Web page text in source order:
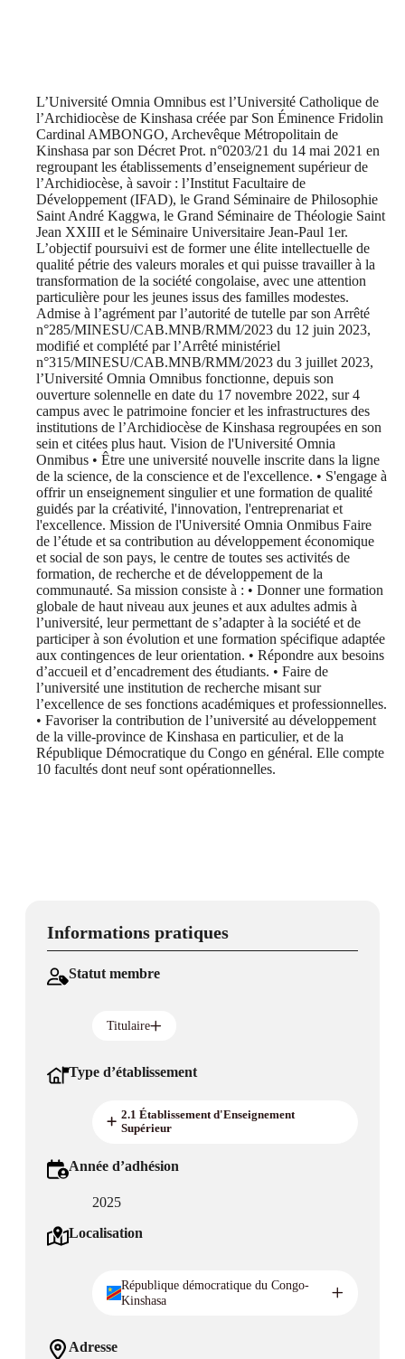
L’Université Omnia Omnibus est l’Université Catholique de
l’Archidiocèse de Kinshasa créée par Son Éminence Fridolin
Cardinal AMBONGO, Archevêque Métropolitain de
Kinshasa par son Décret Prot. n°0203/21 du 14 mai 2021 en
regroupant les établissements d’enseignement supérieur de
l’Archidiocèse, à savoir : l’Institut Facultaire de
Développement (IFAD), le Grand Séminaire de Philosophie
Saint André Kaggwa, le Grand Séminaire de Théologie Saint
Jean XXIII et le Séminaire Universitaire Jean-Paul 1er.
L’objectif poursuivi est de former une élite intellectuelle de
qualité pétrie des valeurs morales et qui puisse travailler à la
transformation de la société congolaise, avec une attention
particulière pour les jeunes issus des familles modestes.
Admise à l’agrément par l’autorité de tutelle par son Arrêté
n°285/MINESU/CAB.MNB/RMM/2023 du 12 juin 2023,
modifié et complété par l’Arrêté ministériel
n°315/MINESU/CAB.MNB/RMM/2023 du 3 juillet 2023,
l’Université Omnia Omnibus fonctionne, depuis son
ouverture solennelle en date du 17 novembre 2022, sur 4
campus avec le patrimoine foncier et les infrastructures des
institutions de l’Archidiocèse de Kinshasa regroupées en son
sein et citées plus haut. Vision de l'Université Omnia
Onmibus • Être une université nouvelle inscrite dans la ligne
de la science, de la conscience et de l'excellence. • S'engage à
offrir un enseignement singulier et une formation de qualité
guidés par la créativité, l'innovation, l'entreprenariat et
l'excellence. Mission de l'Université Omnia Onmibus Faire
de l’étude et sa contribution au développement économique
et social de son pays, le centre de toutes ses activités de
formation, de recherche et de développement de la
communauté. Sa mission consiste à : • Donner une formation
globale de haut niveau aux jeunes et aux adultes admis à
l’université, leur permettant de s’adapter à la société et de
participer à son évolution et une formation spécifique adaptée
aux contingences de leur orientation. • Répondre aux besoins
d’accueil et d’encadrement des étudiants. • Faire de
l’université une institution de recherche misant sur
l’excellence de ses fonctions académiques et professionnelles.
• Favoriser la contribution de l’université au développement
de la ville-province de Kinshasa en particulier, et de la
République Démocratique du Congo en général. Elle compte
10 facultés dont neuf sont opérationnelles.
Informations pratiques
Statut membre
Titulaire
Type d’établissement
2.1 Établissement d'Enseignement
Supérieur
Année d’adhésion
2025
Localisation
République démocratique du Congo-
Kinshasa
Adresse